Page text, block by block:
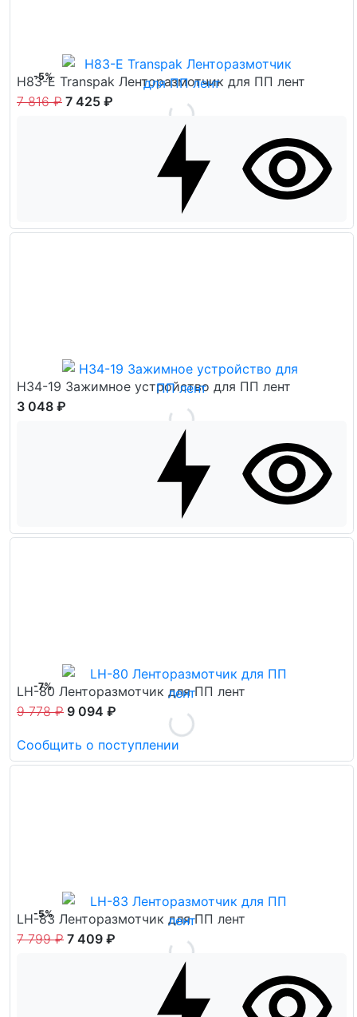
-5%
H83-E Transpak Ленторазмотчик для ПП лент
7 816 ₽ 7 425 ₽
H34-19 Зажимное устройство для ПП лент
3 048 ₽
-7%
LH-80 Ленторазмотчик для ПП лент
9 778 ₽ 9 094 ₽
Сообщить о поступлении
-5%
LH-83 Ленторазмотчик для ПП лент
7 799 ₽ 7 409 ₽